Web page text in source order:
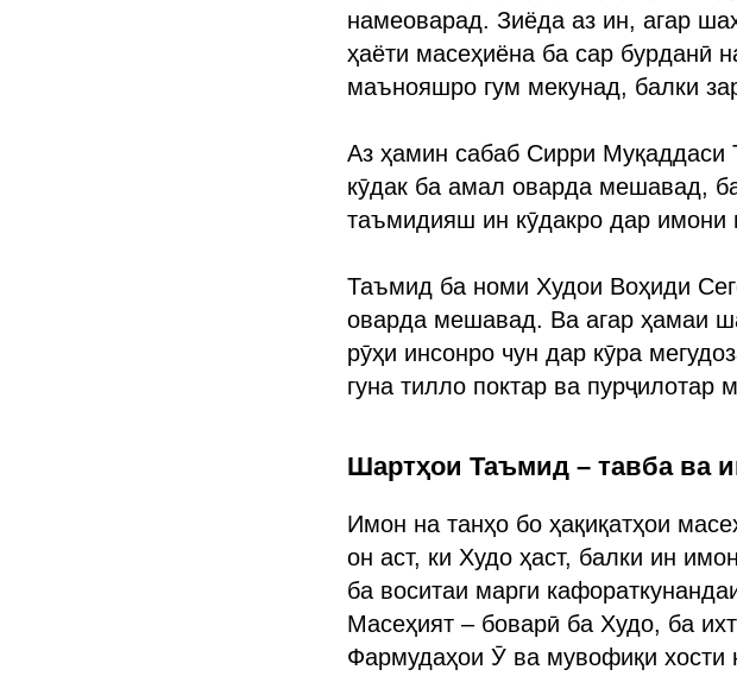
намеоварад. Зиёда аз ин, агар
ҳаёти масеҳиёна ба сар бурданӣ
маънояшро гум мекунад, балки
Аз ҳамин сабаб Сирри
кӯдак ба амал оварда мешавад,
таъмидияш ин кӯдакро дар имони
Таъмид ба номи Худои Воҳиди
оварда мешавад. Ва агар ҳамаи
рӯҳи инсонро чун дар кӯра
гуна тилло поктар ва пурҷилотар
Шартҳои Таъмид – тавба ва
Имон на танҳо бо ҳақиқатҳои
он аст, ки Худо ҳаст, балки ин
ба воситаи марги
Масеҳият – боварӣ ба Худо, ба
Фармудаҳои Ӯ ва мувофиқи хости